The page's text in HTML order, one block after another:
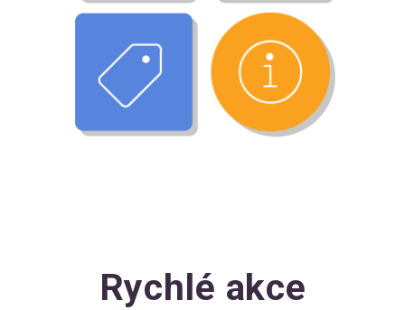
Rychlé akce